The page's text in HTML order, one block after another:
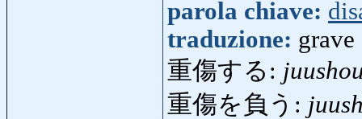
parola chiave:
traduzione:
重傷する:
重傷を負う: